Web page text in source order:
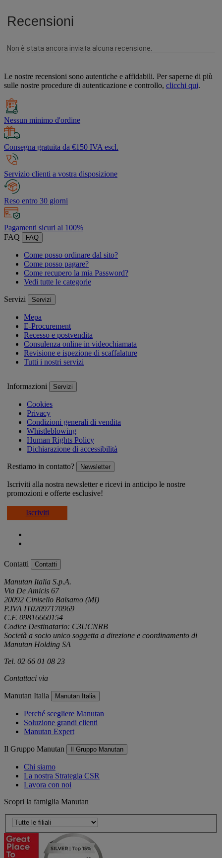
Le nostre recensioni sono autentiche e affidabili. Per saperne di più
sulle nostre procedure di autenticazione e controllo, clicchi qui.
Nessun minimo d'ordine
Consegna gratuita da €150 IVA escl.
Servizio clienti a vostra disposizione
Reso entro 30 giorni
Pagamenti sicuri al 100%
FAQ
FAQ
Come posso ordinare dal sito?
Come posso pagare?
Come recupero la mia Password?
Vedi tutte le categorie
Servizi Servizi
Mepa
E-Procurement
Recesso e postvendita
Consulenza online in videochiamata
Revisione e ispezione di scaffalature
Tutti i nostri servizi
Informazioni Servizi
Cookies
Privacy
Condizioni generali di vendita
Whistleblowing
Human Rights Policy
Dichiarazione di accessibilità
Restiamo in contatto? Newsletter
Iscriviti alla nostra newsletter e ricevi in anticipo le nostre
promozioni e offerte esclusive!
Iscriviti
Contatti Contatti
Manutan Italia S.p.A.
Via De Amicis 67
20092 Cinisello Balsamo (MI)
P.IVA IT02097170969
C.F. 09816660154
Codice Destinatario: C3UCNRB
Società a socio unico soggetta a direzione e coordinamento di
Manutan Holding SA
Tel. 02 66 01 08 23
Contattaci via
Manutan Italia Manutan Italia
Perché scegliere Manutan
Soluzione grandi clienti
Manutan Expert
Il Gruppo Manutan Il Gruppo Manutan
Chi siamo
La nostra Strategia CSR
Lavora con noi
Scopri la famiglia Manutan